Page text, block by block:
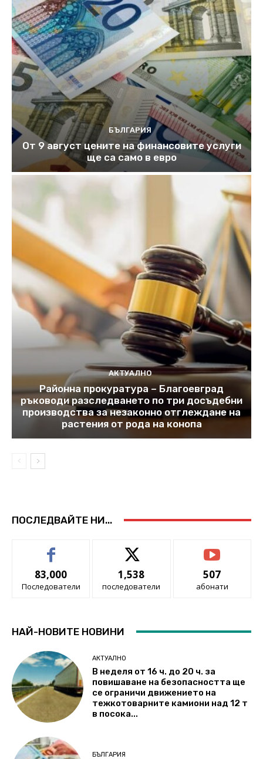
БЪЛГАРИЯ
От 9 август цените на финансовите услуги
ще са само в евро
АКТУАЛНО
Районна прокуратура – Благоевград
ръководи разследването по три досъдебни
производства за незаконно отглеждане на
растения от рода на конопа
ПОСЛЕДВАЙТЕ НИ...
83,000
Последователи
1,538
последователи
507
абонати
НАЙ-НОВИТЕ НОВИНИ
АКТУАЛНО
В неделя от 16 ч. до 20 ч. за
повишаване на безопасността ще
се ограничи движението на
тежкотоварните камиони над 12 т
в посока...
БЪЛГАРИЯ